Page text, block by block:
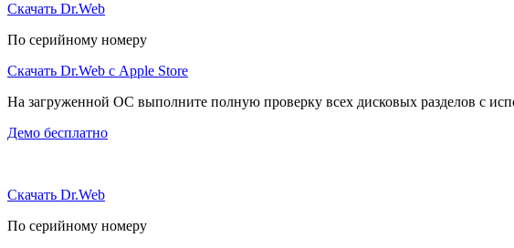
Скачать Dr.Web
По серийному номеру
Скачать Dr.Web с Apple Store
На загруженной ОС выполните полную проверку всех дисковых разделов с
Демо бесплатно
Скачать Dr.Web
По серийному номеру